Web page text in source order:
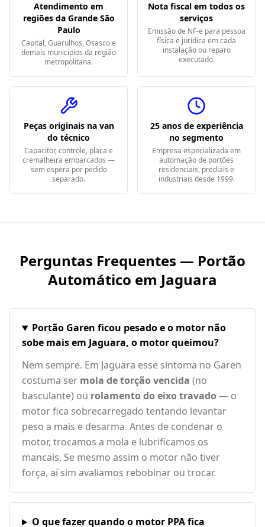
Atendimento em
regiões da Grande São
Paulo
Capital, Guarulhos, Osasco e
demais municípios da região
metropolitana.
Nota fiscal em todos os
serviços
Emissão de NF-e para pessoa
física e jurídica em cada
instalação ou reparo
executado.
Peças originais na van
do técnico
Capacitor, controle, placa e
cremalheira embarcados —
sem espera por pedido
separado.
25 anos de experiência
no segmento
Empresa especializada em
automação de portões
residenciais, prediais e
industriais desde 1999.
Perguntas Frequentes — Portão
Automático em Jaguara
Portão Garen ficou pesado e o motor não
sobe mais em Jaguara, o motor queimou?
Nem sempre. Em Jaguara esse sintoma no Garen
costuma ser mola de torção vencida (no
basculante) ou rolamento do eixo travado — o
motor fica sobrecarregado tentando levantar
peso a mais e desarma. Antes de condenar o
motor, trocamos a mola e lubrificamos os
mancais. Se mesmo assim o motor não tiver
força, aí sim avaliamos rebobinar ou trocar.
O que fazer quando o motor PPA fica